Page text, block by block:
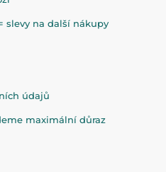
slevy na další nákupy
údajů
maximální důraz